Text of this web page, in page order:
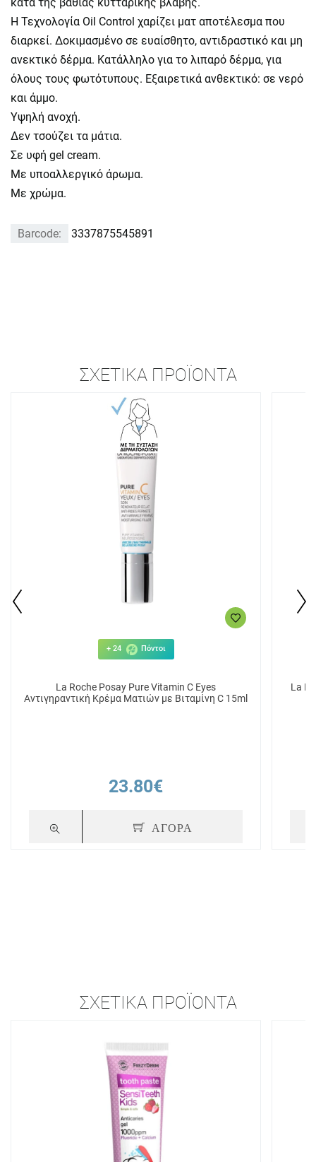
Η Τεχνολογία Oil Control χαρίζει ματ αποτέλεσμα που
διαρκεί. Δοκιμασμένο σε ευαίσθητο, αντιδραστικό και μη
ανεκτικό δέρμα. Κατάλληλο για το λιπαρό δέρμα, για
όλους τους φωτότυπους. Εξαιρετικά ανθεκτικό: σε νερό
και άμμο.
Υψηλή ανοχή.
Δεν τσούζει τα μάτια.
Σε υφή gel cream.
Με υποαλλεργικό άρωμα.
Με χρώμα.
Barcode: 3337875545891
ΣΧΕΤΙΚΆ ΠΡΟΪΌΝΤΑ
+ 24 Πόντοι
La Roche Posay Pure Vitamin C Eyes
Αντιγηραντική Κρέμα Ματιών με Βιταμίνη C 15ml
23.80€
ΑΓΟΡΑ
La
ΣΧΕΤΙΚΆ ΠΡΟΪΌΝΤΑ